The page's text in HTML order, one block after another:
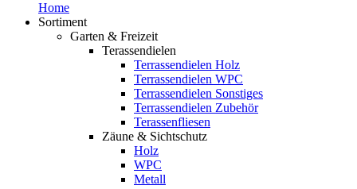
Home
Sortiment
Garten & Freizeit
Terassendielen
Terrassendielen Holz
Terrassendielen WPC
Terrassendielen Sonstiges
Terrassendielen Zubehör
Terassenfliesen
Zäune & Sichtschutz
Holz
WPC
Metall